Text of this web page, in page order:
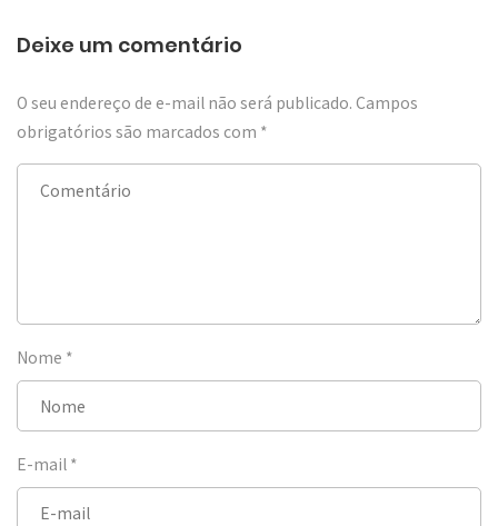
Deixe um comentário
O seu endereço de e-mail não será publicado. Campos
obrigatórios são marcados com *
Nome *
E-mail *